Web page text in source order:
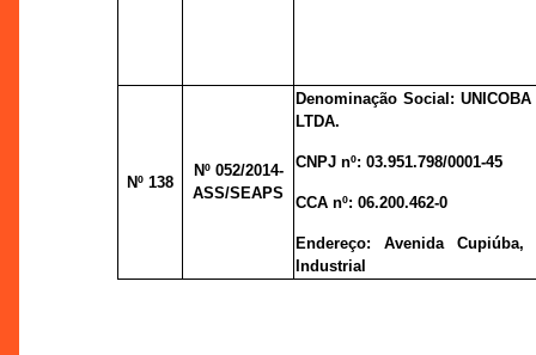
Nº 138
Nº 052/2014-
ASS/SEAPS
Denominação Social: UNICOBA
LTDA.
CNPJ nº:03.951.798/0001-45
CCA nº:06.200.462-0
Endereço:Avenida
Industrial